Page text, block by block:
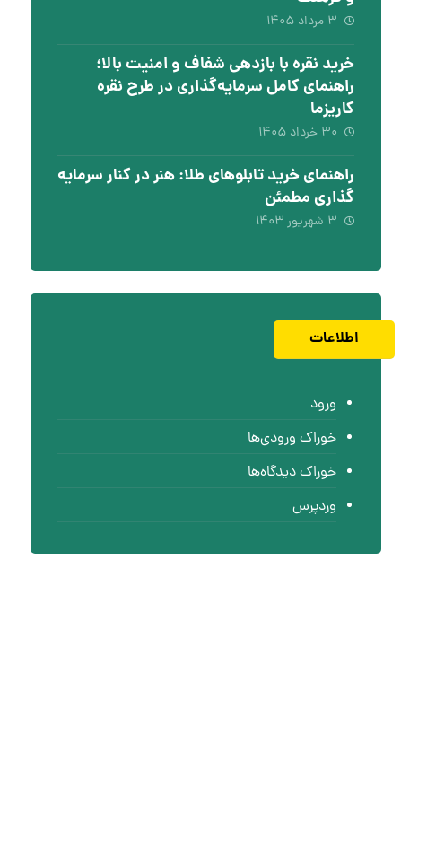
۳ مرداد ۱۴۰۵
خرید نقره با بازدهی شفاف و امنیت بالا؛
راهنمای کامل سرمایه‌گذاری در طرح نقره
کاریزما
۳۰ خرداد ۱۴۰۵
راهنمای خرید تابلوهای طلا: هنر در کنار سرمایه
گذاری مطمئن
۳ شهریور ۱۴۰۳
اطلاعات
ورود
خوراک ورودی‌ها
خوراک دیدگاه‌ها
وردپرس